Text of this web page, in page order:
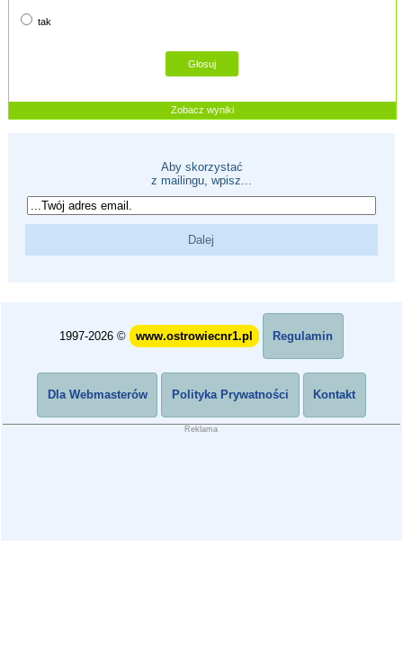
tak
Zobacz wyniki
Aby skorzystać
z mailingu, wpisz...
1997-2026 © www.ostrowiecnr1.pl Regulamin
Dla Webmasterów Polityka Prywatności Kontakt
Reklama